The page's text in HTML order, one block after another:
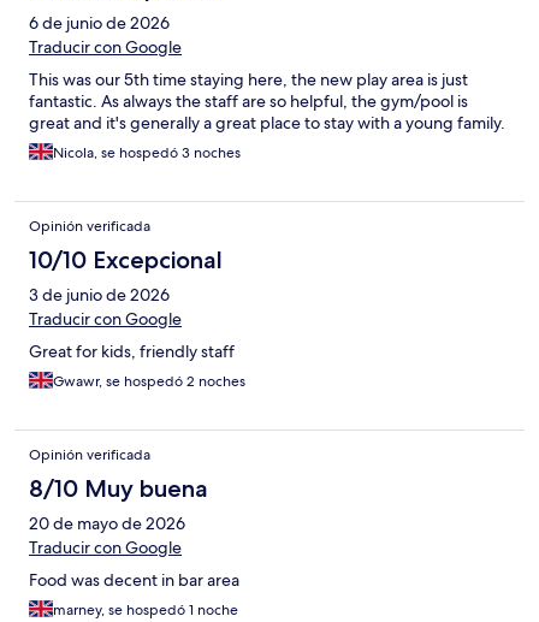
6 de junio de 2026
Traducir con Google
This was our 5th time staying here, the new play area is just
fantastic. As always the staff are so helpful, the gym/pool is
great and it's generally a great place to stay with a young family.
Nicola, se hospedó 3 noches
Opinión verificada
10/10 Excepcional
3 de junio de 2026
Traducir con Google
Great for kids, friendly staff
Gwawr, se hospedó 2 noches
Opinión verificada
8/10 Muy buena
20 de mayo de 2026
Traducir con Google
Food was decent in bar area
marney, se hospedó 1 noche